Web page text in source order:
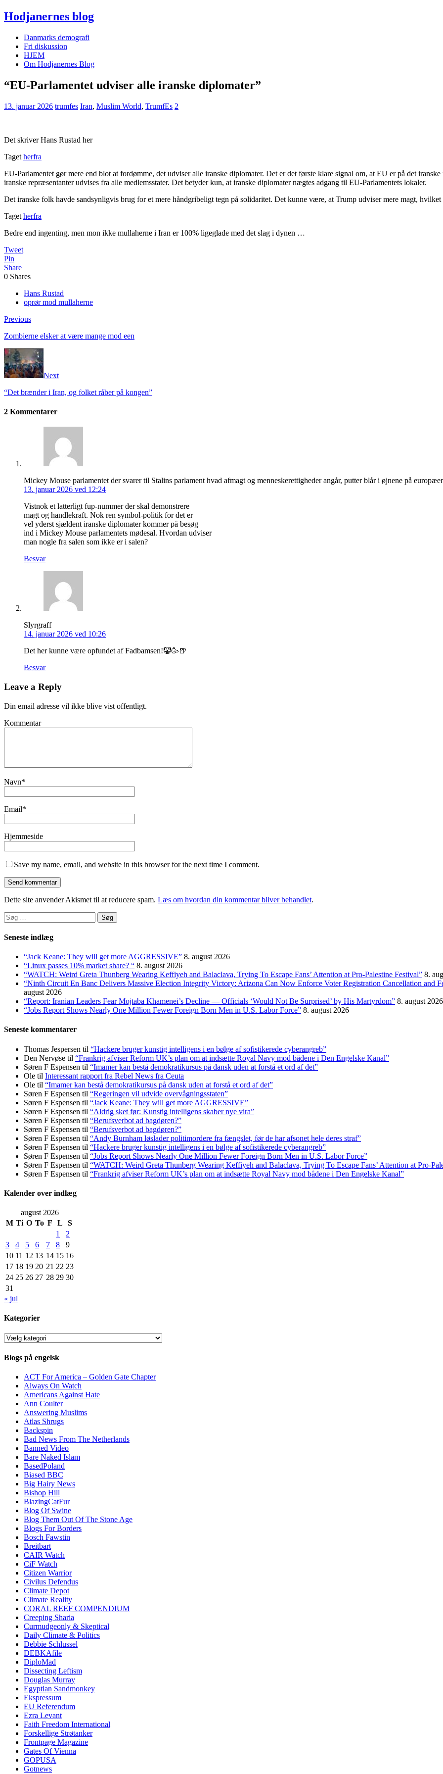
Hodjanernes blog
Danmarks demografi
Fri diskussion
HJEM
Om Hodjanernes Blog
“EU-Parlamentet udviser alle iranske diplomater”
13. januar 2026 trumfes Iran, Muslim World, TrumfEs 2
Det skriver Hans Rustad her
Taget herfra
EU-Parlamentet gør mere end blot at fordømme, det udviser alle iranske diplomater. Det er det første klare signal om, at EU er på det
iranske repræsentanter udvises fra alle medlemsstater. Det betyder kun, at iranske diplomater nægtes adgang til EU-Parlamentets lokaler.
Det iranske folk havde sandsynligvis brug for et mere håndgribeligt tegn på solidaritet. Det kunne være, at Trump udviser mere magt,
Taget herfra
Bedre end ingenting, men mon ikke mullaherne i Iran er 100% ligeglade med det slag i dynen …
Tweet
Pin
Share
0 Shares
Hans Rustad
oprør mod mullaherne
Previous
Zombierne elsker at være mange mod een
Next
“Det brænder i Iran, og folket råber på kongen”
2 Kommentarer
Mickey Mouse parlamentet der svarer til Stalins parlament hvad afmagt og menneskerettigheder angår, putter blår i øjnene på
13. januar 2026 ved 12:24
Vistnok et latterligt fup-nummer der skal demonstrere
magt og handlekraft. Nok ren symbol-politik for det er
vel yderst sjældent iranske diplomater kommer på besøg
ind i Mickey Mouse parlamentets mødesal. Hvordan udviser
man nogle fra salen som ikke er i salen?
Besvar
Slyrgraff
14. januar 2026 ved 10:26
Det her kunne være opfundet af Fadbamsen!🤡🥳🍺
Besvar
Leave a Reply
Din email adresse vil ikke blive vist offentligt.
Kommentar
Navn*
Email*
Hjemmeside
Save my name, email, and website in this browser for the next time I comment.
Dette site anvender Akismet til at reducere spam. Læs om hvordan din kommentar bliver behandlet.
Søg
efter:
Seneste indlæg
“Jack Keane: They will get more AGGRESSIVE” 8. august 2026
“Linux passes 10% market share? “ 8. august 2026
“WATCH: Weird Greta Thunberg Wearing Keffiyeh and Balaclava, Trying To Escape Fans’ Attention at Pro-Palestine Festival” 8.
“Ninth Circuit En Banc Delivers Massive Election Integrity Victory: Arizona Can Now Enforce Voter Registration Cancellation and
august 2026
“Report: Iranian Leaders Fear Mojtaba Khamenei’s Decline — Officials ‘Would Not Be Surprised’ by His Martyrdom” 8. august 2026
“Jobs Report Shows Nearly One Million Fewer Foreign Born Men in U.S. Labor Force” 8. august 2026
Seneste kommentarer
Thomas Jespersen til “Hackere bruger kunstig intelligens i en bølge af sofistikerede cyberangreb”
Den Nervøse til “Frankrig afviser Reform UK’s plan om at indsætte Royal Navy mod bådene i Den Engelske Kanal”
Søren F Espensen til “Imamer kan bestå demokratikursus på dansk uden at forstå et ord af det”
Ole til Interessant rapport fra Rebel News fra Ceuta
Ole til “Imamer kan bestå demokratikursus på dansk uden at forstå et ord af det”
Søren F Espensen til “Regeringen vil udvide overvågningsstaten”
Søren F Espensen til “Jack Keane: They will get more AGGRESSIVE”
Søren F Espensen til “Aldrig sket før: Kunstig intelligens skaber nye vira”
Søren F Espensen til “Berufsverbot ad bagdøren?”
Søren F Espensen til “Berufsverbot ad bagdøren?”
Søren F Espensen til “Andy Burnham løslader politi­mordere fra fængslet, før de har afsonet hele deres straf”
Søren F Espensen til “Hackere bruger kunstig intelligens i en bølge af sofistikerede cyberangreb”
Søren F Espensen til “Jobs Report Shows Nearly One Million Fewer Foreign Born Men in U.S. Labor Force”
Søren F Espensen til “WATCH: Weird Greta Thunberg Wearing Keffiyeh and Balaclava, Trying To Escape Fans’ Attention at Pro-
Søren F Espensen til “Frankrig afviser Reform UK’s plan om at indsætte Royal Navy mod bådene i Den Engelske Kanal”
Kalender over indlæg
august 2026
M Ti O To F L
S
1
2
3
4 5 6 7 8
9
10 11 12 13 14 15 16
17 18 19 20 21 22 23
24 25 26 27 28 29 30
31
« jul
Kategorier
Kategorier
Blogs på engelsk
ACT For America – Golden Gate Chapter
Always On Watch
Americans Against Hate
Ann Coulter
Answering Muslims
Atlas Shrugs
Backspin
Bad News From The Netherlands
Banned Video
Bare Naked Islam
BasedPoland
Biased BBC
Big Hairy News
Bishop Hill
BlazingCatFur
Blog Of Swine
Blog Them Out Of The Stone Age
Blogs For Borders
Bosch Fawstin
Breitbart
CAIR Watch
CiF Watch
Citizen Warrior
Civilus Defendus
Climate Depot
Climate Reality
CORAL REEF COMPENDIUM
Creeping Sharia
Curmudgeonly & Skeptical
Daily Climate & Politics
Debbie Schlussel
DEBKAfile
DiploMad
Dissecting Leftism
Douglas Murray
Egyptian Sandmonkey
Ekspressum
EU Referendum
Ezra Levant
Faith Freedom International
Forskellige Strøtanker
Frontpage Magazine
Gates Of Vienna
GOPUSA
Gotnews